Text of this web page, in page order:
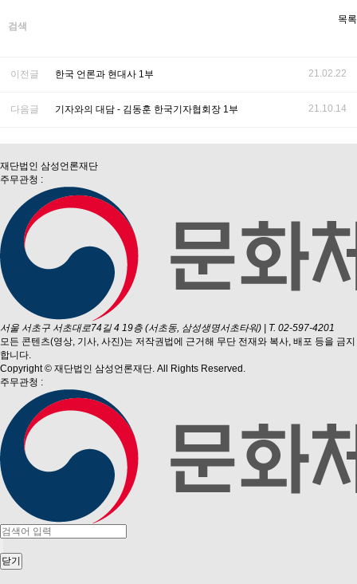
검색
목록
이전글 한국 언론과 현대사 1부 21.02.22
다음글 기자와의 대담 - 김동훈 한국기자협회장 1부 21.10.14
재단법인 삼성언론재단
주무관청 :
서울 서초구 서초대로74길 4 19층 (서초동, 삼성생명서초타워)
T. 02-597-4201
모든 콘텐츠(영상, 기사, 사진)는 저작권법에 근거해 무단 전재와 복사, 배포 등을 금지
합니다.
Copyright © 재단법인 삼성언론재단. All Rights Reserved.
주무관청 :
닫기